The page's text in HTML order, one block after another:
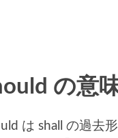
の意
は shall の過去